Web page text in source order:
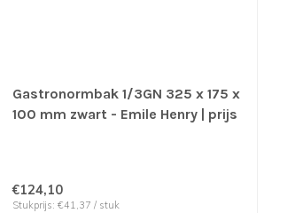
Gastronormbak 1/3GN 325 x 175 x
100 mm zwart - Emile Henry | prijs
€124,10
Stukprijs: €41,37 / stuk